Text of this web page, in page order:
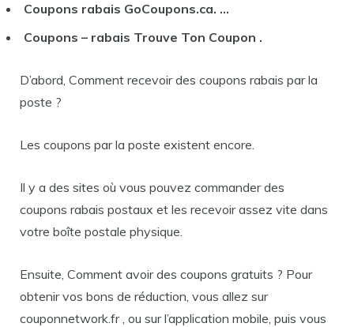
Coupons rabais GoCoupons.ca. …
Coupons – rabais Trouve Ton Coupon .
D’abord, Comment recevoir des coupons rabais par la
poste ?
Les coupons par la poste existent encore.
Il y a des sites où vous pouvez commander des
coupons rabais postaux et les recevoir assez vite dans
votre boîte postale physique.
Ensuite, Comment avoir des coupons gratuits ? Pour
obtenir vos bons de réduction, vous allez sur
couponnetwork.fr , ou sur l’application mobile, puis vous